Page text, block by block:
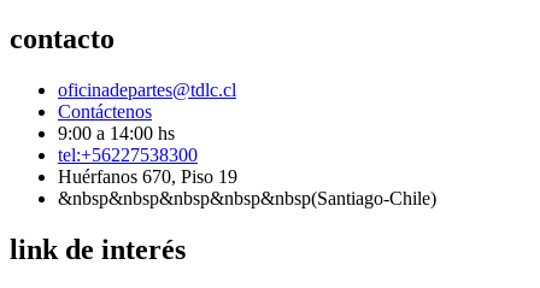
contacto
oficinadepartes@tdlc.cl
Contáctenos
9:00 a 14:00 hs
tel:+56227538300
Huérfanos 670, Piso 19
&nbsp&nbsp&nbsp&nbsp&nbsp(Santiago-Chile)
link de interés